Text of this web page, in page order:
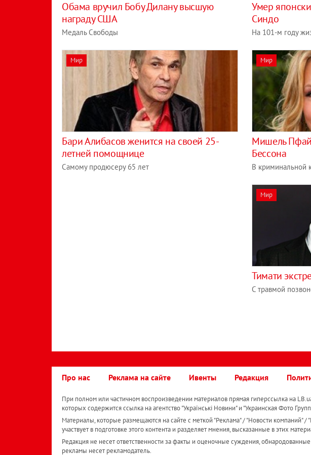
Обама вручил Бобу Дилану высшую
награду США
Медаль Свободы
Умер
Синдо
На 101-м году
Мир
Бари Алибасов женится на своей 25-
летней помощнице
Самому продюсеру 65 лет
Мир
Мишель
Бессона
В криминальной
Мир
Тимати
С травмой
Про нас Реклама на сайте Ивенты Редакция
При полном или частичном воспроизведении материалов прямая гиперссылка на
которых содержится ссылка на агентство "Українськi Новини" и "Украинская Фото
Материалы, которые размещаются на сайте с меткой "Реклама" / "Новости компаний"
участвует в подготовке этого контента и разделяет мнения, высказанные в этих
Редакция не несет ответственности за факты и оценочные суждения,
рекламы несет рекламодатель.